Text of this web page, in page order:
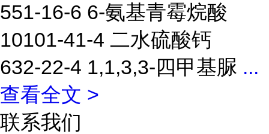
551-16-6 6-氨基青霉烷酸
10101-41-4 二水硫酸钙
632-22-4 1,1,3,3-四甲基脲 ...
查看全文 >
联系我们